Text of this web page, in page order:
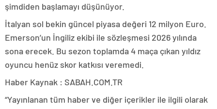
şimdiden başlamayı düşünüyor.
İtalyan sol bekin güncel piyasa değeri 12 milyon Euro.
Emerson’un İngiliz ekibi ile sözleşmesi 2026 yılında
sona erecek. Bu sezon toplamda 4 maça çıkan yıldız
oyuncu henüz skor katkısı veremedi.
Haber Kaynak : SABAH.COM.TR
“Yayınlanan tüm haber ve diğer içerikler ile ilgili olarak